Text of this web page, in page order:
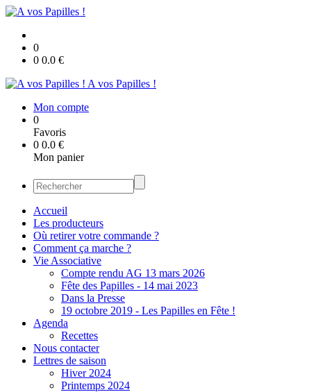
0
0 0.0 €
A vos Papilles !
Mon compte
0
Favoris
0 0.0 €
Mon panier
Accueil
Les producteurs
Où retirer votre commande ?
Comment ça marche ?
Vie Associative
Compte rendu AG 13 mars 2026
Fête des Papilles - 14 mai 2023
Dans la Presse
19 octobre 2019 - Les Papilles en Fête !
Agenda
Recettes
Nous contacter
Lettres de saison
Hiver 2024
Printemps 2024